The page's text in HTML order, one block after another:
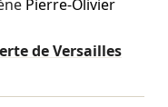
Pierre-Olivier
de Versailles